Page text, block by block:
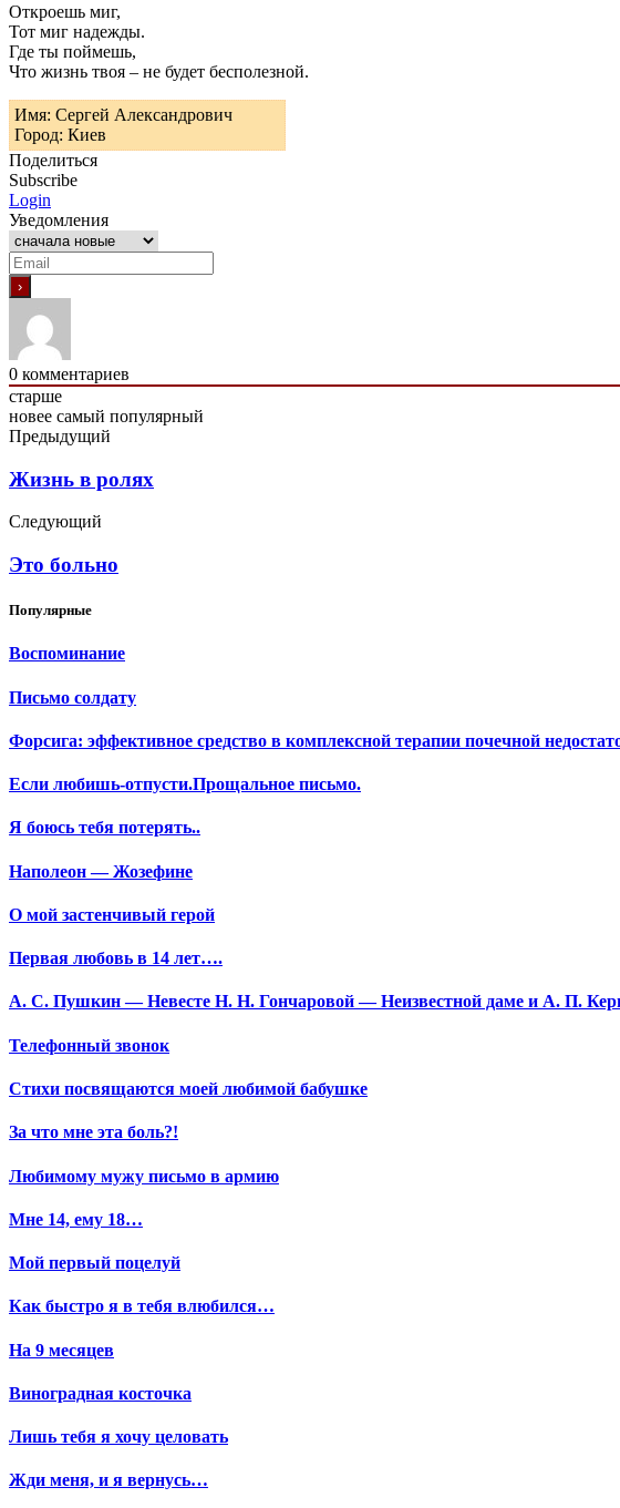
Откроешь миг,
Тот миг надежды.
Где ты поймешь,
Что жизнь твоя – не будет бесполезной.
Имя: Сергей Александрович
Город: Киев
Поделиться
Subscribe
Login
Уведомления
0 комментариев
старше
новее самый популярный
Предыдущий
Жизнь в ролях
Следующий
Это больно
Популярные
Воспоминание
Письмо солдату
Форсига: эффективное средство в комплексной терапии почечной
Если любишь-отпусти.Прощальное письмо.
Я боюсь тебя потерять..
Наполеон — Жозефине
О мой застенчивый герой
Первая любовь в 14 лет….
А. С. Пушкин — Невесте Н. Н. Гончаровой — Неизвестной даме и А. П.
Телефонный звонок
Стихи посвящаются моей любимой бабушке
За что мне эта боль?!
Любимому мужу письмо в армию
Мне 14, ему 18…
Мой первый поцелуй
Как быстро я в тебя влюбился…
На 9 месяцев
Виноградная косточка
Лишь тебя я хочу целовать
Жди меня, и я вернусь…